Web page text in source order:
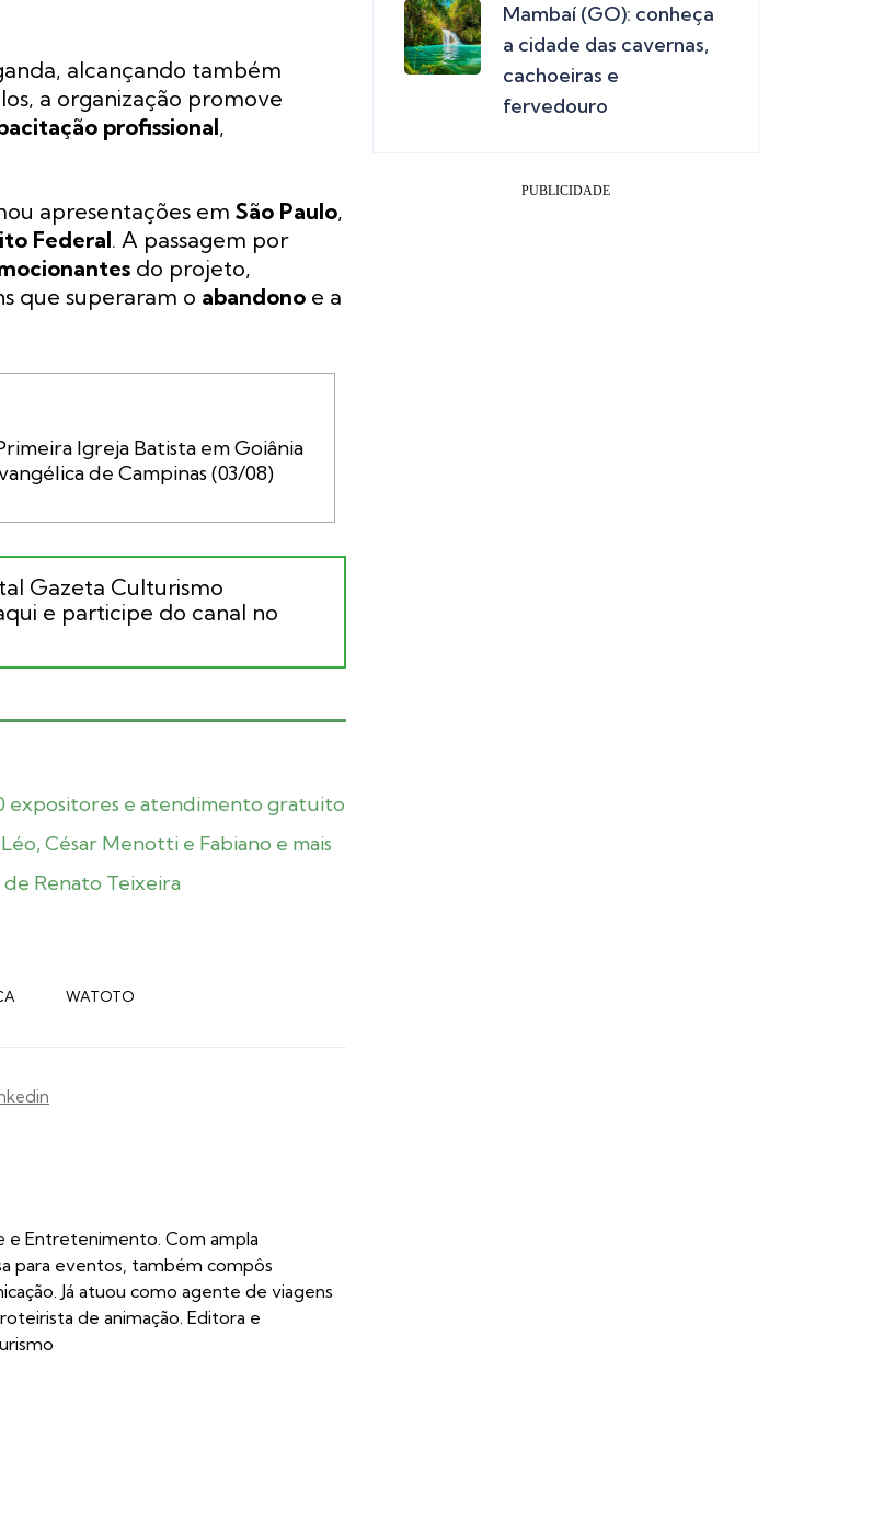
alcançando também
a organização promove
profissional,
apresentações em São Paulo,
Federal. A passagem por
do projeto,
que superaram o abandono e a
Igreja Batista em Goiânia
Gazeta Culturismo
e participe do canal no
expositores e atendimento gratuito
César Menotti e Fabiano e mais
Renato Teixeira
WATOTO
e Entretenimento. Com ampla
para eventos, também compôs
Já atuou como agente de viagens
de animação. Editora e
Mambaí (GO): conheça
a cidade das cavernas,
cachoeiras e
fervedouro